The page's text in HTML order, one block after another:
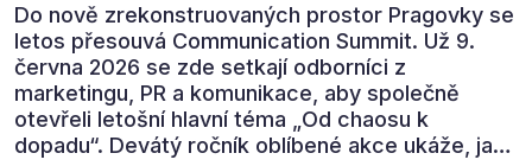
Do nově zrekonstruovaných prostor Pragovky se
letos přesouvá Communication Summit. Už 9.
června 2026 se zde setkají odborníci z
marketingu, PR a komunikace, aby společně
otevřeli letošní hlavní téma „Od chaosu k
dopadu“. Devátý ročník oblíbené akce ukáže, jak